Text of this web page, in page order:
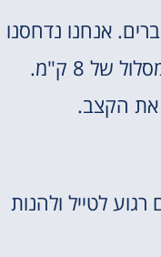
אנחנו נדחסנו
עם שלושת הילדים ונהנינו מאוד. המסלולים נעים בין 6 ל-14 ק"מ, ואנחנו בחרנו במסלול של 8 ק"מ.
את הקצב.
לטייל ולהנות